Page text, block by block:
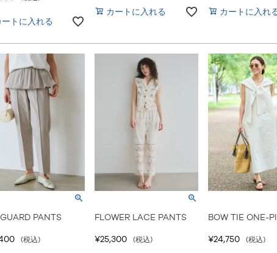
ートに入れる
カートに入れる カートに入れ
PANTS
税込
FLOWER LACE PANTS
¥25,300 税込
BOW TIE ONE-
¥24,750 税込